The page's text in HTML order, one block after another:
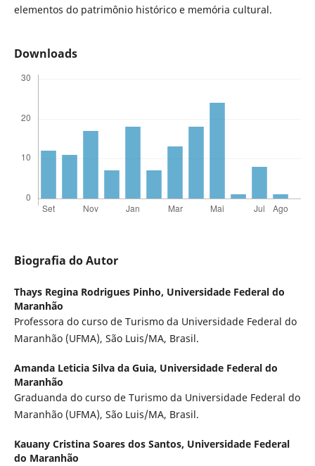
elementos do patrimônio histórico e memória cultural.
Downloads
Biografia do Autor
Thays Regina Rodrigues Pinho, Universidade Federal do
Maranhão
Professora do curso de Turismo da Universidade Federal do
Maranhão (UFMA), São Luis/MA, Brasil.
Amanda Leticia Silva da Guia, Universidade Federal do
Maranhão
Graduanda do curso de Turismo da Universidade Federal do
Maranhão (UFMA), São Luis/MA, Brasil.
Kauany Cristina Soares dos Santos, Universidade Federal
do Maranhão